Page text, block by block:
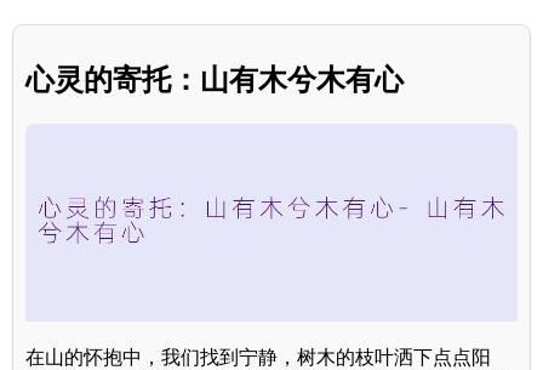
心灵的寄托：山有木兮木有心
在山的怀抱中，我们找到宁静，树木的枝叶洒下点点阳